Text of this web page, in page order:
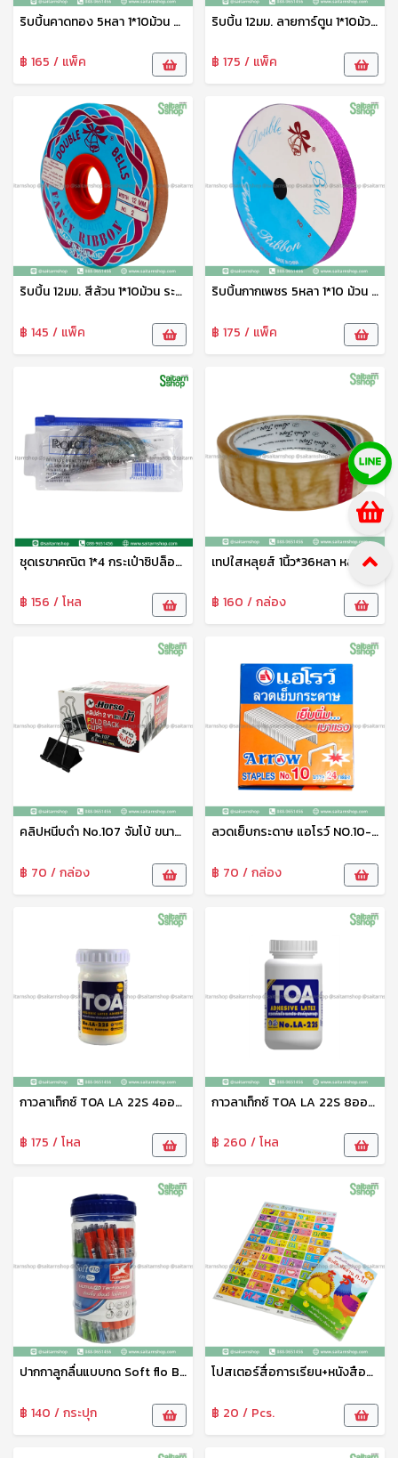
ริบบิ้นคาดทอง 5หลา 1*10ม้วน ระฆัง
฿ 165 / แพ็ค
ริบบิ้น 12มม. ลายการ์ตูน 1*10ม้วน ระฆังทอง
฿ 175 / แพ็ค
ริบบิ้น 12มม. สีล้วน 1*10ม้วน ระฆังทอง
฿ 145 / แพ็ค
ริบบิ้นกากเพชร 5หลา 1*10 ม้วน ระฆังทอง
฿ 175 / แพ็ค
ชุดเรขาคณิต 1*4 กระเป๋าซิปล็อค Project(B.K.)
฿ 156 / โหล
เทปใสหลุยส์ 1นิ้ว*36หลา หลุยส์
฿ 160 / กล่อง
คลิปหนีบดำ No.107 จัมโบ้ ขนาด60mm. ม้า
฿ 70 / กล่อง
ลวดเย็บกระดาษ แอโรว์ NO.10-1 M ม้า
฿ 70 / กล่อง
กาวลาเท็กซ์ TOA LA 22S 4ออนซ์ ฮาร์ดแวร์
฿ 175 / โหล
กาวลาเท็กซ์ TOA LA 22S 8ออนซ์ ฮาร์ดแวร์
฿ 260 / โหล
ปากกาลูกลื่นแบบกด Soft flo B08 1x50 Flamingo
฿ 140 / กระปุก
โปสเตอร์สื่อการเรียน+หนังสือคละ6แบบ สพร.
฿ 20 / Pcs.